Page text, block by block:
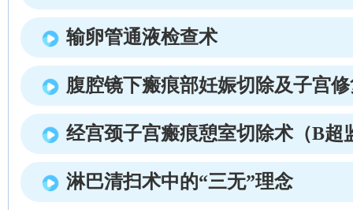
输卵管通液检查术
腹腔镜下瘢痕部妊娠切除及子宫
经宫颈子宫瘢痕憩室切除术（B超
淋巴清扫术中的“三无”理念